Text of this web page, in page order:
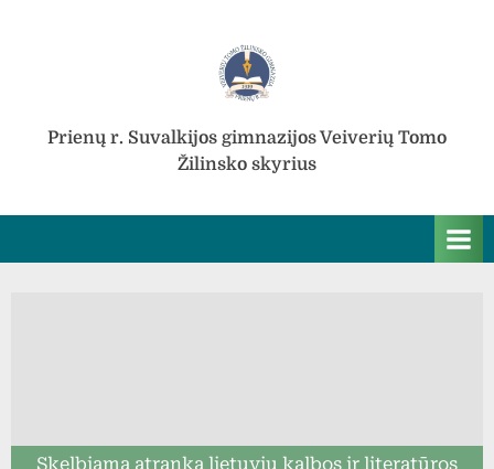
Prienų r. Suvalkijos gimnazijos Veiverių Tomo
Žilinsko skyrius
Skelbiama atranka lietuvių kalbos ir literatūros